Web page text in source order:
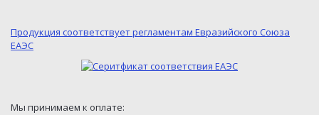
Продукция соответствует регламентам Евразийского Союза
ЕАЭС
Мы принимаем к оплате: